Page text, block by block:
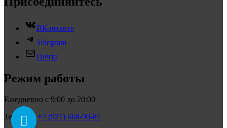
ВКонтакте
Telegram
Почта
Режим работы
Ежедневно с 9:00 до 20:00
Телефон:+7 (927) 668-90-81